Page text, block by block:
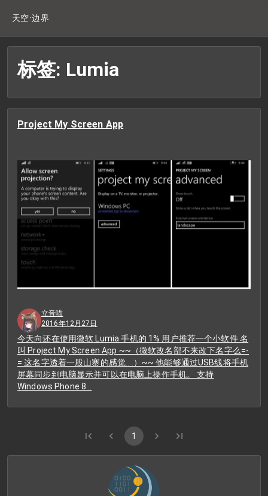
天空·边界
标签: Lumia
Project My Screen App
立音喵
2016年12月27日
今天向还在使用微软 Lumia 手机的 1% 用户推荐一个小软件 名
叫 Project My Screen App ~~（微软改名部不来改下名字么=-
= 这名字透着一股山寨的感觉....）~~ 他能够通过USB线将手机
屏幕同步到电脑显示并可以在电脑上操作手机。 支持
Windows Phone 8…
1